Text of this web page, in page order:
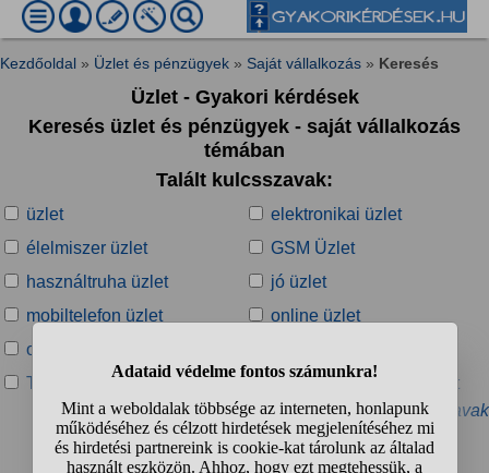
Kezdőoldal » Üzlet és pénzügyek » Saját vállalkozás » Keresés
Üzlet - Gyakori kérdések
Keresés üzlet és pénzügyek - saját vállalkozás
témában
Talált kulcsszavak:
üzlet
elektronikai üzlet
élelmiszer üzlet
GSM Üzlet
használtruha üzlet
jó üzlet
mobiltelefon üzlet
online üzlet
optikai üzlet
The ​Deal – Az üzlet
The Sims 2: Vár az üzlet
» További kapcsolódó kulcsszavak
Talált kérdések: